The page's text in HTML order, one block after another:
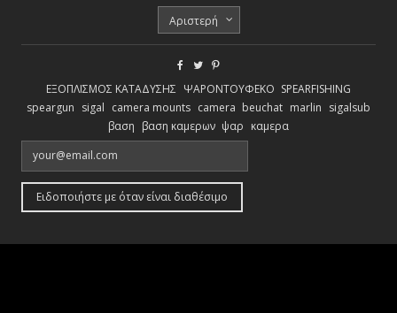
ΕΞΟΠΛΙΣΜΟΣ ΚΑΤΑΔΥΣΗΣ ΨΑΡΟΝΤΟΥΦΕΚΟ SPEARFISHING
speargun sigal camera mounts camera beuchat marlin sigalsub
βαση βαση καμερων ψαρ καμερα